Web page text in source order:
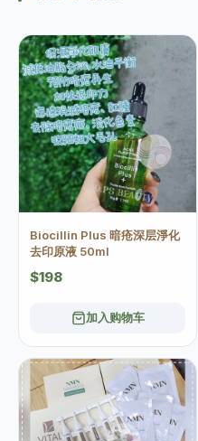
Biocillin Plus 暗疮深层淨化
去印原液 50ml
$198
加入购物车